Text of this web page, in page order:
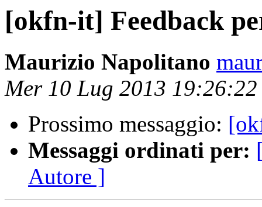
[okfn-it] Feedback
Maurizio Napolitano
Mer 10 Lug 2013
Prossimo messaggio:
Messaggi ordinati per:
Autore ]